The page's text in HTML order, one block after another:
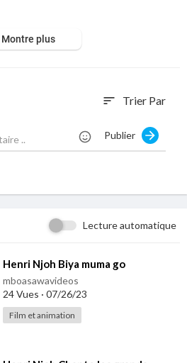
Montre plus
sort Trier Par
Publier
Lecture automatique
⁣Henri Njoh Biya muma go
mboasawavideos
24 Vues · 07/26/23
Film et animation